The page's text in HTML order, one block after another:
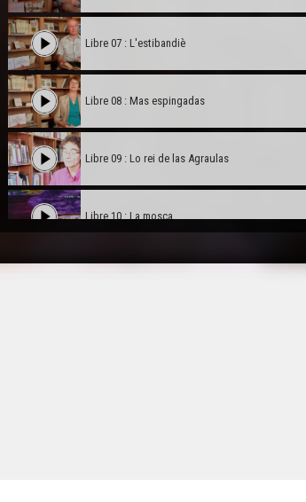
Libre 07 : L'estibandiè
Libre 08 : Mas espingadas
Libre 09 : Lo rei de las Agraulas
Libre 10 : La mosca